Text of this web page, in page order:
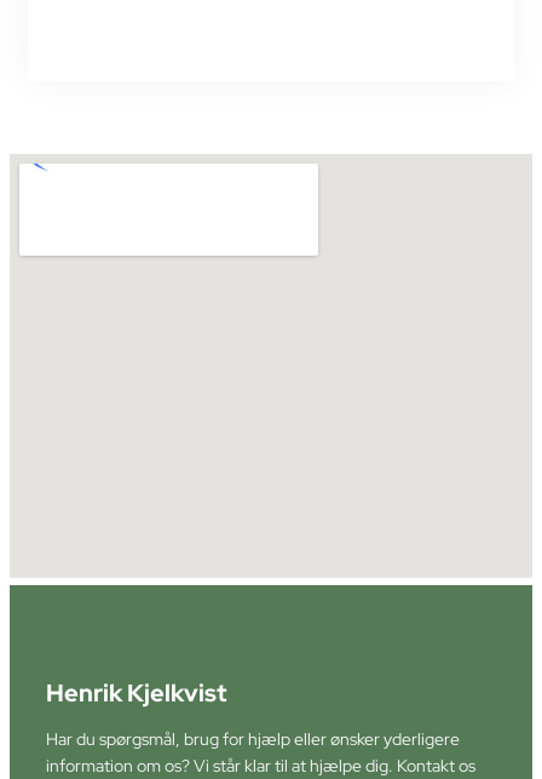
Henrik Kjelkvist
Har du spørgsmål, brug for hjælp eller ønsker yderligere
information om os? Vi står klar til at hjælpe dig. Kontakt os